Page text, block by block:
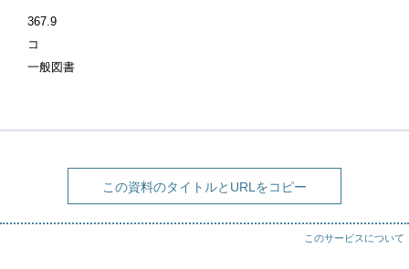
367.9
コ
一般図書
この資料のタイトルとURLをコピー
このサービスについて